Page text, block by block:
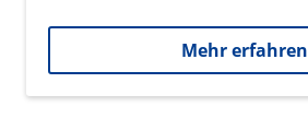
Mehr erfahren